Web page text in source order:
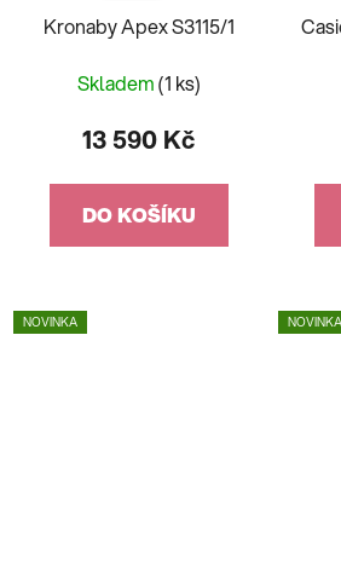
Kronaby Apex S3115/1
Skladem(1 ks)
13 590 Kč
DO KOŠÍKU
NOVINKA NOVINKA